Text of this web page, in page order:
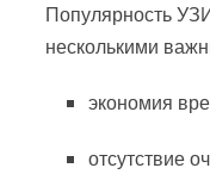
Популярность
несколькими
экономия
отсутствие